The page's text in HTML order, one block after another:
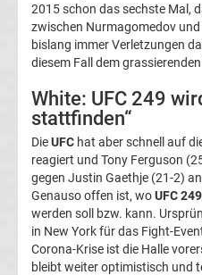
1
Transfergerüchte
WWE
News
Boxen
2015 schon das sechste Mal,
zwischen Nurmagomedov
bislang immer Verletzungen
diesem Fall dem
White: UFC 249
stattfinden“
DieUFC hat aber schnell auf
reagiert und Tony Ferguson
gegen Justin Gaethje (21-2)
Genauso offen ist, woUFC 249
werden soll bzw. kann.
in New York für das Fight-
Corona-Krise ist die Halle
bleibt weiter optimistisch und